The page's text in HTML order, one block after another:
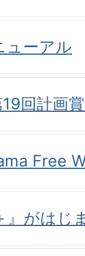
ューアル
回計画
Free
』がはじ